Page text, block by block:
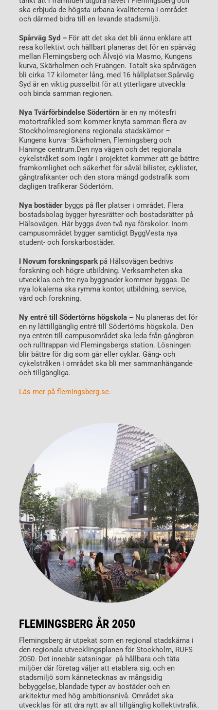
ska erbjuda de högsta urbana kvaliteterna i området
och därmed bidra till en levande stadsmiljö.
Spårväg Syd – För att det ska det bli ännu enklare att
resa kollektivt och hållbart planeras det för en spårväg
mellan Flemingsberg och Älvsjö via Masmo, Kungens
kurva, Skärholmen och Fruängen. Totalt ska spårvägen
bli cirka 17 kilometer lång, med 16 hållplatser.Spårväg
Syd är en viktig pusselbit för att ytterligare utveckla
och binda samman regionen.
Nya Tvärförbindelse Södertörnär en ny mötesfri
motortrafikled som kommer knyta samman flera av
Stockholmsregionens regionala stadskärnor –
Kungens kurva–Skärholmen, Flemingsberg och
Haninge centrum.Den nya vägen och det regionala
cykelstråket som ingår i projektet kommer att ge bättre
framkomlighet och säkerhet för såväl bilister, cyklister,
gångtrafikanter och den stora mängd godstrafik som
dagligen trafikerar Södertörn.
Nya bostäderbyggs på fler platser i området. Flera
bostadsbolag bygger hyresrätter och bostadsrätter på
Hälsovägen. Här byggs även två nya förskolor. Inom
campusområdet bygger samtidigt ByggVesta nya
student-­ och forskarbostäder.
I Novum forskningsparkpå Hälsovägen bedrivs
forskning och högre utbildning. Verksamheten ska
utvecklas och tre nya byggnader kommer byggas. De
nya lokalerna ska rymma kontor, utbildning, service,
vård och forskning.
Ny entré till Södertörns högskola – Nu planeras det för
en ny lättillgänglig entré till Södertörns högskola. Den
nya entrén till campusområdet ska leda från gångbron
och rulltrappan vid Flemingsbergs station. Lösningen
blir bättre för dig som går eller cyklar. Gång- och
cykelstråken i området ska bli mer sammanhängande
och tillgängliga.
Läs mer på flemingsberg.se.
FLEMINGSBERG ÅR 2050
Flemingsberg är utpekat som en regional stadskärna i
den regionala utvecklingsplanen för Stockholm, RUFS
2050. Det innebär satsningar på hållbara och täta
miljöer där företag väljer att etablera sig, och en
stadsmiljö som kännetecknas av mångsidig
bebyggelse, blandade typer av bostäder och en
arkitektur med hög ambitionsnivå. Området ska
utvecklas för att dra nytt av all tillgänglig kollektivtrafik.